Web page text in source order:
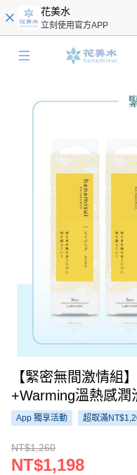
花美水
立刻使用官方APP
【緊密無間激情組
+Warming溫熱感
App 獨享活動 超取滿
NT$1,260
NT$1,198